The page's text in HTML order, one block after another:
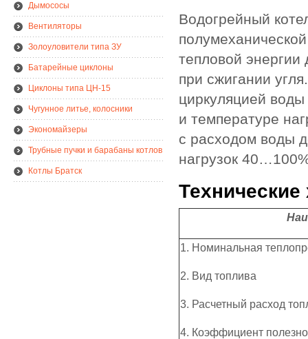
Дымососы
Вентиляторы
Золоуловители типа ЗУ
Батарейные циклоны
Циклоны типа ЦН-15
Чугунное литье, колосники
Экономайзеры
Трубные пучки и барабаны котлов
Котлы Братск
Водогрейный
тепловой
при сжигании
циркуляцией
и температуре
с расходом воды
нагрузок
Технические
1. Номинальная
2. Вид топлива
3. Расчетный расход
4. Коэффициент